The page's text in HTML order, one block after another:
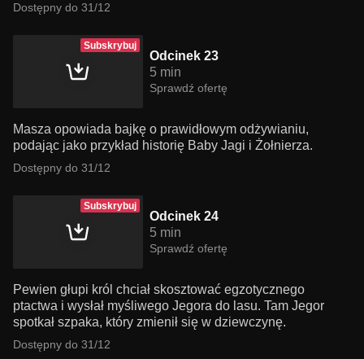
Dostępny do 31/12
Subskrybuj
Odcinek 23
5 min
Sprawdź ofertę
Masza opowiada bajkę o prawidłowym odżywianiu,
podając jako przykład historię Baby Jagi i Żołnierza.
Dostępny do 31/12
Subskrybuj
Odcinek 24
5 min
Sprawdź ofertę
Pewien głupi król chciał skosztować egzotycznego
ptactwa i wysłał myśliwego Jegora do lasu. Tam Jegor
spotkał szpaka, który zmienił się w dziewczynę.
Dostępny do 31/12